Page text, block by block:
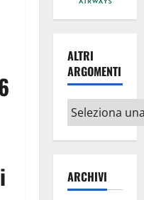
ALTRI
ARGOMENTI
Altri
argomenti
ARCHIVI